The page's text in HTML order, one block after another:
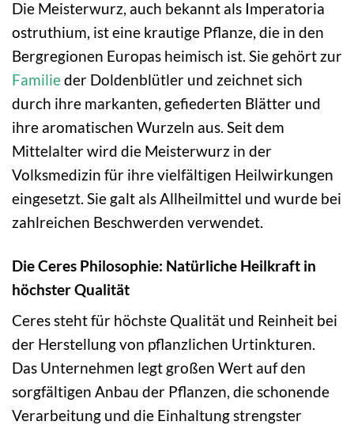
Die Meisterwurz, auch bekannt als Imperatoria
ostruthium, ist eine krautige Pflanze, die in den
Bergregionen Europas heimisch ist. Sie gehört zur
Familieder Doldenblütler und zeichnet sich
durch ihre markanten, gefiederten Blätter und
ihre aromatischen Wurzeln aus. Seit dem
Mittelalter wird die Meisterwurz in der
Volksmedizin für ihre vielfältigen Heilwirkungen
eingesetzt. Sie galt als Allheilmittel und wurde bei
zahlreichen Beschwerden verwendet.
Die Ceres Philosophie: Natürliche Heilkraft in
höchster Qualität
Ceres steht für höchste Qualität und Reinheit bei
der Herstellung von pflanzlichen Urtinkturen.
Das Unternehmen legt großen Wert auf den
sorgfältigen Anbau der Pflanzen, die schonende
Verarbeitung und die Einhaltung strengster